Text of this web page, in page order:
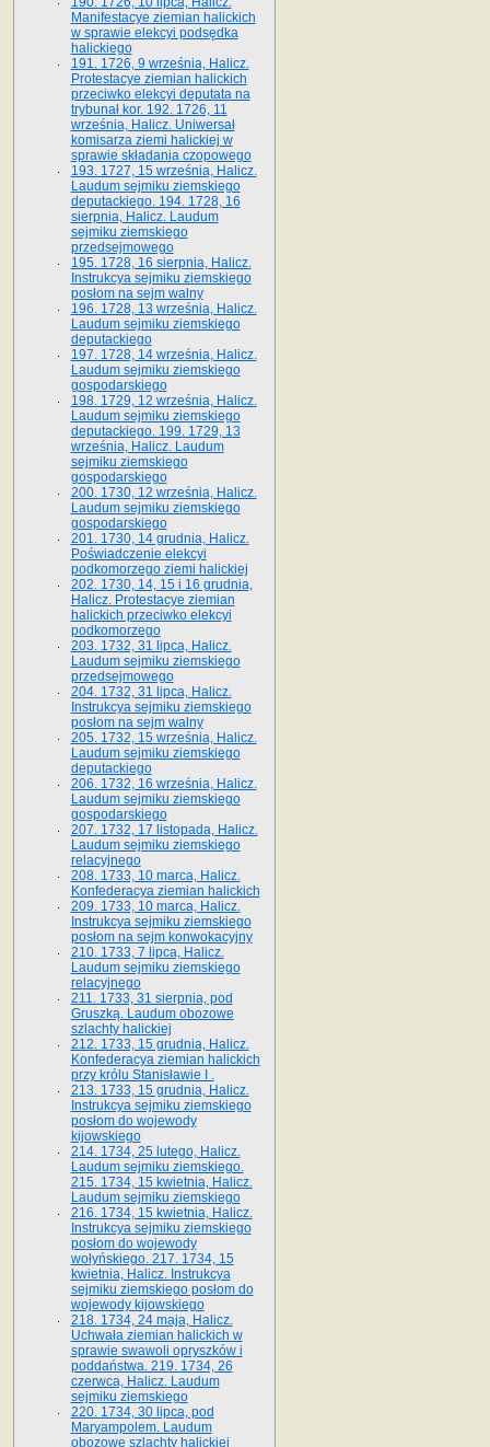
Manifestacye ziemian halickich
w sprawie elekcyi podsędka
halickiego
191. 1726, 9 września, Halicz.
Protestacye ziemian halickich
przeciwko elekcyi deputata na
trybunał kor. 192. 1726, 11
września, Halicz. Uniwersał
komisarza ziemi halickiej w
sprawie składania czopowego
193. 1727, 15 września, Halicz.
Laudum sejmiku ziemskiego
deputackiego. 194. 1728, 16
sierpnia, Halicz. Laudum
sejmiku ziemskiego
przedsejmowego
195. 1728, 16 sierpnia, Halicz.
Instrukcya sejmiku ziemskiego
posłom na sejm walny
196. 1728, 13 września, Halicz.
Laudum sejmiku ziemskiego
deputackiego
197. 1728, 14 września, Halicz.
Laudum sejmiku ziemskiego
gospodarskiego
198. 1729, 12 września, Halicz.
Laudum sejmiku ziemskiego
deputackiego. 199. 1729, 13
września, Halicz. Laudum
sejmiku ziemskiego
gospodarskiego
200. 1730, 12 września, Halicz.
Laudum sejmiku ziemskiego
gospodarskiego
201. 1730, 14 grudnia, Halicz.
Poświadczenie elekcyi
podkomorzego ziemi halickiej
202. 1730, 14, 15 i 16 grudnia,
Halicz. Protestacye ziemian
halickich przeciwko elekcyi
podkomorzego
203. 1732, 31 lipca, Halicz.
Laudum sejmiku ziemskiego
przedsejmowego
204. 1732, 31 lipca, Halicz.
Instrukcya sejmiku ziemskiego
posłom na sejm walny
205. 1732, 15 września, Halicz.
Laudum sejmiku ziemskiego
deputackiego
206. 1732, 16 września, Halicz.
Laudum sejmiku ziemskiego
gospodarskiego
207. 1732, 17 listopada, Halicz.
Laudum sejmiku ziemskiego
relacyjnego
208. 1733, 10 marca, Halicz.
Konfederacya ziemian halickich­
209. 1733, 10 marca, Halicz.
Instrukcya sejmiku ziemskiego
posłom na sejm konwokacyjny
210. 1733, 7 lipca, Halicz.
Laudum sejmiku ziemskiego
relacyjnego
211. 1733, 31 sierpnia, pod
Gruszką. Laudum obozowe
szlachty halickiej
212. 1733, 15 grudnia, Halicz.
Konfederacya ziemian halickich
przy królu Stanisławie I .
213. 1733, 15 grudnia, Halicz.
Instrukcya sejmiku ziemskiego
posłom do wojewody
kijowskiego
214. 1734, 25 lutego, Halicz.
Laudum sejmiku ziemskiego.
215. 1734, 15 kwietnia, Halicz.
Laudum sejmiku ziemskiego
216. 1734, 15 kwietnia, Halicz.
Instrukcya sejmiku ziemskiego
posłom do wojewody
wołyńskiego. 217. 1734, 15
kwietnia, Halicz. Instrukcya
sejmiku ziemskiego posłom do
wojewody kijowskiego
218. 1734, 24 maja, Halicz.
Uchwała ziemian halickich w
sprawie swawoli opryszków i
poddaństwa. 219. 1734, 26
czerwca, Halicz. Laudum
sejmiku ziemskiego
220. 1734, 30 lipca, pod
Maryampolem. Laudum
obozowe szlachty halickiej